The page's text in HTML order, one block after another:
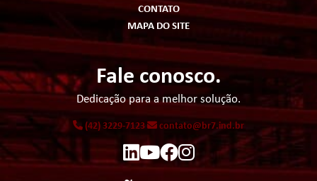
CONTATO
MAPA DO SITE
Fale conosco.
Dedicação para a melhor solução.
(42) 3229-7123 contato@br7.ind.br